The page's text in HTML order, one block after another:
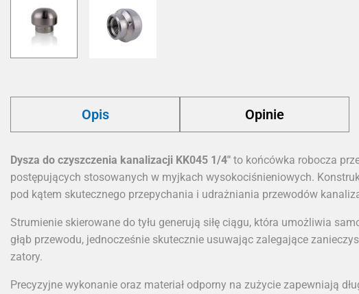
Opis Opinie
Dysza do czyszczenia kanalizacji KK045 1/4" to końcówka robocza
postępujących stosowanych w myjkach wysokociśnieniowych.
pod kątem skutecznego przepychania i udrażniania przewodów
Strumienie skierowane do tyłu generują siłę ciągu, która umożliwia
głąb przewodu, jednocześnie skutecznie usuwając zalegające
zatory.
Precyzyjne wykonanie oraz materiał odporny na zużycie zapewniają